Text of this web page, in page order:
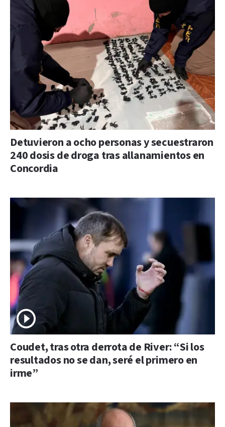
Detuvieron a ocho personas y secuestraron
240 dosis de droga tras allanamientos en
Concordia
Coudet, tras otra derrota de River: “Si los
resultados no se dan, seré el primero en
irme”